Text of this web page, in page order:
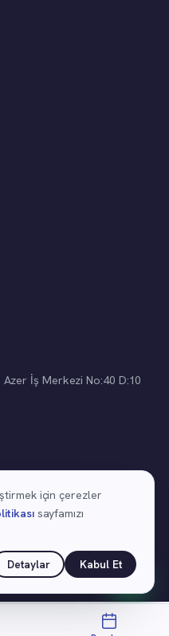
İş Merkezi No:40 D:10
Tüm hakları saklıdır.
için çerezler
sayfamızı
Detaylar Kabul Et